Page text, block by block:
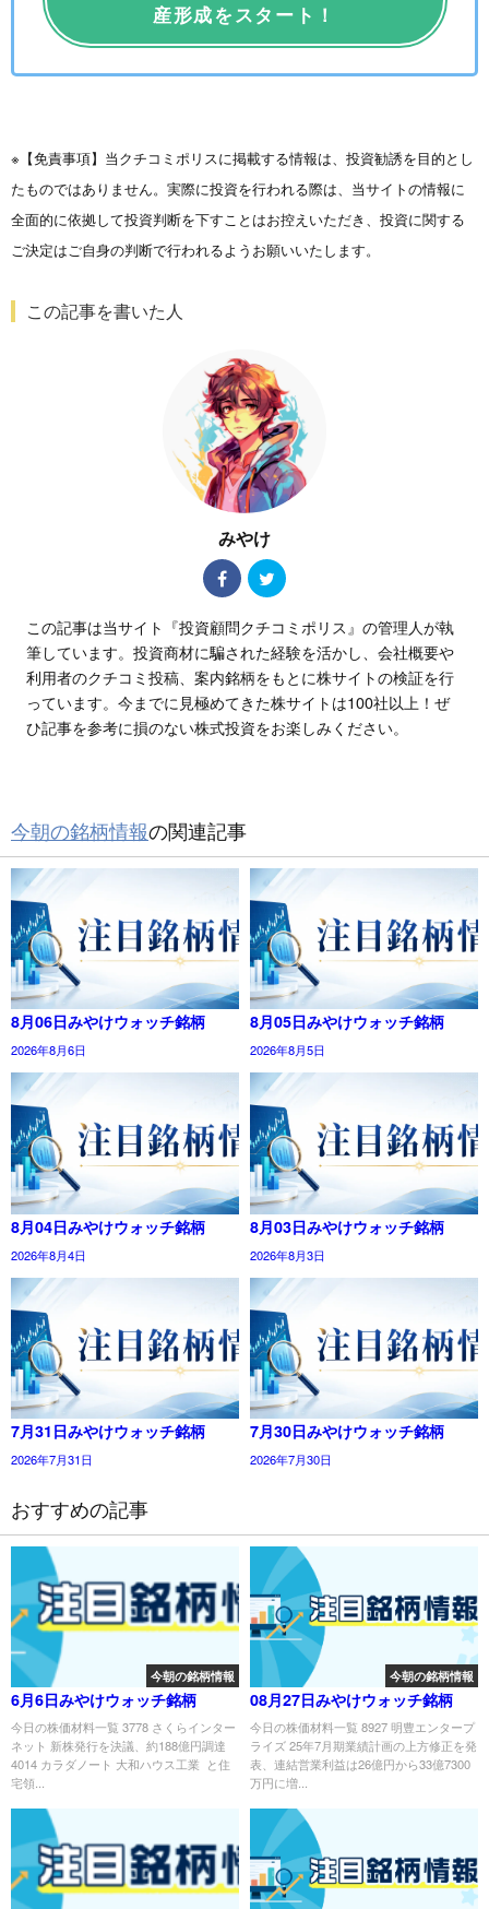
産形成をスタート！
※【免責事項】当クチコミポリスに掲載する情報は、投資勧誘を目的とし
たものではありません。実際に投資を行われる際は、当サイトの情報に
全面的に依拠して投資判断を下すことはお控えいただき、投資に関する
ご決定はご自身の判断で行われるようお願いいたします。
この記事を書いた人
みやけ
この記事は当サイト『投資顧問クチコミポリス』の管理人が執
筆しています。投資商材に騙された経験を活かし、会社概要や
利用者のクチコミ投稿、案内銘柄をもとに株サイトの検証を行
っています。今までに見極めてきた株サイトは100社以上！ぜ
ひ記事を参考に損のない株式投資をお楽しみください。
今朝の銘柄情報の関連記事
8月06日みやけウォッチ銘柄
2026年8月6日
8月05日みやけウォッチ銘柄
2026年8月5日
8月04日みやけウォッチ銘柄
2026年8月4日
8月03日みやけウォッチ銘柄
2026年8月3日
7月31日みやけウォッチ銘柄
2026年7月31日
7月30日みやけウォッチ銘柄
2026年7月30日
おすすめの記事
今朝の銘柄情報
6月6日みやけウォッチ銘柄
今日の株価材料一覧 3778 さくらインター
ネット 新株発行を決議、約188億円調達
4014 カラダノート 大和ハウス工業 と住
宅領...
今朝の銘柄情報
08月27日みやけウォッチ銘柄
今日の株価材料一覧 8927 明豊エンタープ
ライズ 25年7月期業績計画の上方修正を発
表、連結営業利益は26億円から33億7300
万円に増...